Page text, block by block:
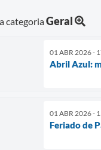
categoriaGeral
01 ABR 2026 -
Abril Azul:
01 ABR 2026 -
Feriado de